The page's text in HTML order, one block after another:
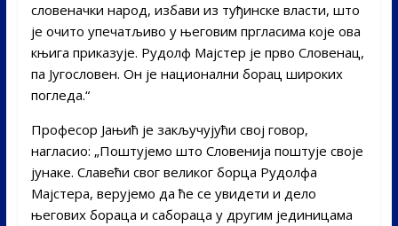
словеначки народ, избави из туђинске власти, што
је очито упечатљиво у његовим пргласима које ова
књига приказује. Рудолф Мајстер је прво Словенац,
па Југословен. Он је национални борац широких
погледа.“
Професор Јањић је закључујући свој говор,
нагласио: „Поштујемо што Словенија поштује своје
јунаке. Славећи свог великог борца Рудолфа
Мајстера, верујемо да ће се увидети и дело
његових бораца и сабораца у другим јединицама